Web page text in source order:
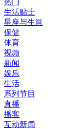
热门
生活贴士
星座与生肖
保健
体育
视频
新闻
娱乐
生活
系列节目
直播
播客
互动新闻